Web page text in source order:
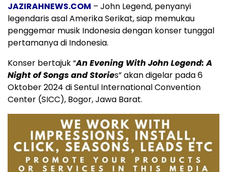
JAZIRAHNEWS.COM – John Legend, penyanyi
legendaris asal Amerika Serikat, siap memukau
penggemar musik Indonesia dengan konser tunggal
pertamanya di Indonesia.
Konser bertajuk “An Evening With John Legend: A
Night of Songs and Stories” akan digelar pada 6
Oktober 2024 di Sentul International Convention
Center (SICC), Bogor, Jawa Barat.